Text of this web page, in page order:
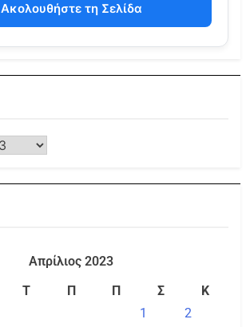
Ακολουθήστε τη Σελίδα
Απρίλιος 2023
Τ Π Π Σ
Κ
1
2